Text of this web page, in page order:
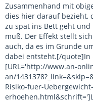
Zusammenhand mit
dies hier darauf bezieht,
zu spät ins Bett geht
muß. Der Effekt stellt
auch, da es im Grunde
dabei entsteht.[/quote]In
[URL='http://www.an-
an/
Risiko-fuer-Uebergewicht-